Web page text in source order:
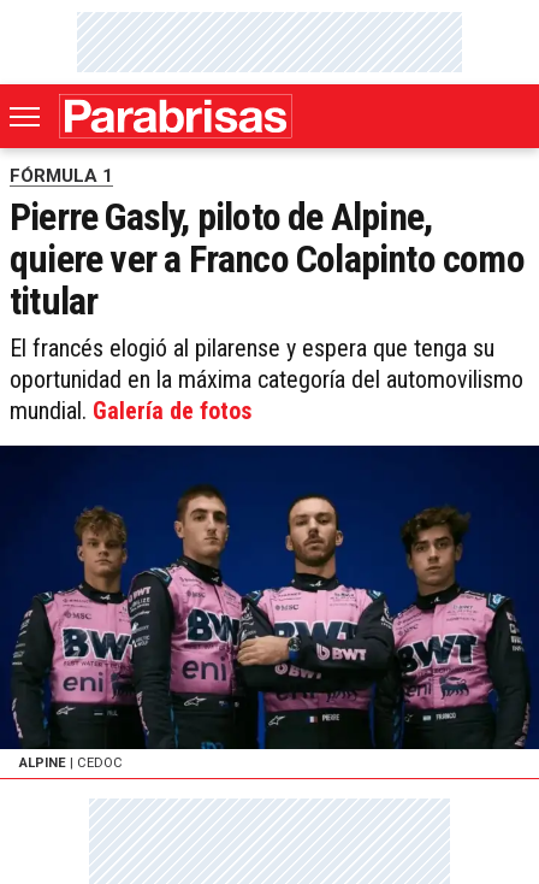
FÓRMULA 1
Pierre Gasly, piloto de Alpine,
quiere ver a Franco Colapinto como
titular
El francés elogió al pilarense y espera que tenga su
oportunidad en la máxima categoría del automovilismo
mundial. Galería de fotos
ALPINE | CEDOC